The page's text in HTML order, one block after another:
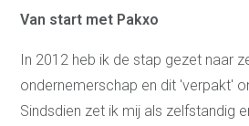
Van start met Pakxo
In 2012 heb ik de stap gezet naar
ondernemerschap en dit 'verpakt'
Sindsdien zet ik mij als zelfstandig